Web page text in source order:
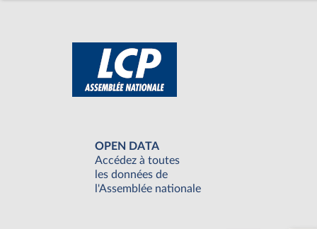
OPEN DATA
Accédez à toutes
les données de
l'Assemblée nationale